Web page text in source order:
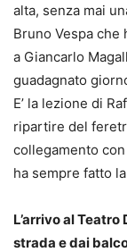
alta, senza mai
Bruno Vespa che
a Giancarlo
guadagnato
E’ la lezione di
ripartire del
collegamento con
ha sempre fatto
L’arrivo al
strada e dai